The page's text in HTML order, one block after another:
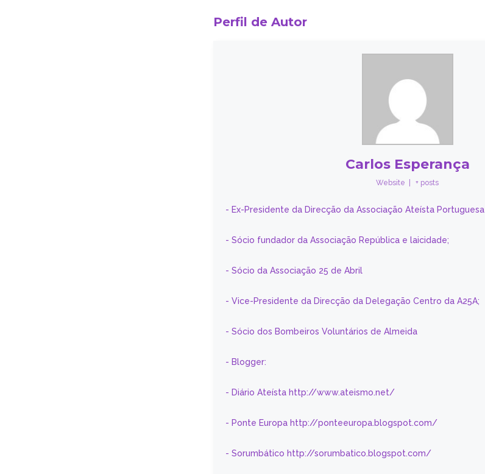
Perfil de Autor
Carlos Esperança
Website + posts
- Ex-Presidente da Direcção da Associação Ateísta Portuguesa
- Sócio fundador da Associação República e laicidade;
- Sócio da Associação 25 de Abril
- Vice-Presidente da Direcção da Delegação Centro da A25A;
- Sócio dos Bombeiros Voluntários de Almeida
- Blogger:
- Diário Ateísta http://www.ateismo.net/
- Ponte Europa http://ponteeuropa.blogspot.com/
- Sorumbático http://sorumbatico.blogspot.com/